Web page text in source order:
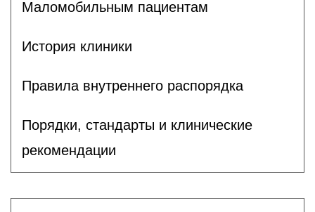
Маломобильным пациентам
История клиники
Правила внутреннего распорядка
Порядки, стандарты и клинические
рекомендации